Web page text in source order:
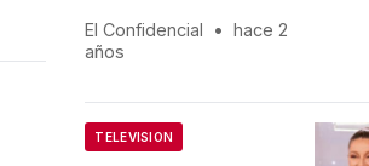
El Confidencial •
hace 2
años
TELEVISION